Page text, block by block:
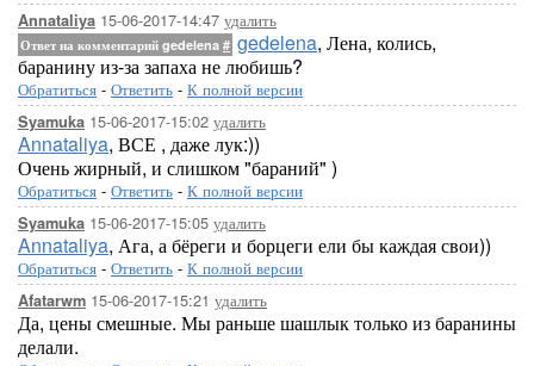
Annataliya 15-06-2017-14:47 удалить
Ответ на комментарий gedelena # gedelena, Лена, колись,
баранину из-за запаха не любишь?
Обратиться - Ответить - К полной версии
Syamuka 15-06-2017-15:02 удалить
Annataliya, ВСЕ , даже лук:))
Очень жирный, и слишком "бараний" )
Обратиться - Ответить - К полной версии
Syamuka 15-06-2017-15:05 удалить
Annataliya, Ага, а бёреги и борцеги ели бы каждая свои))
Обратиться - Ответить - К полной версии
Afatarwm 15-06-2017-15:21 удалить
Да, цены смешные. Мы раньше шашлык только из баранины
делали.